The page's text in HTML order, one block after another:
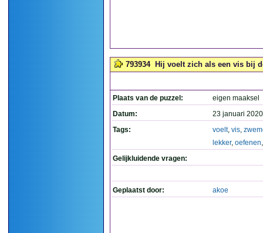
793934 Hij voelt zich als een vis bij
Plaats van de puzzel:
eigen maaksel
Datum:
23 januari
Tags:
voelt, vis,
lekker, oefenen
Gelijkluidende vragen:
Geplaatst door: akoe